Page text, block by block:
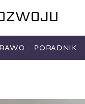
PORADNIK